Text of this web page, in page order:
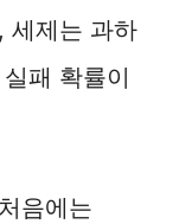
세제는 과하
패 확률이
음에는